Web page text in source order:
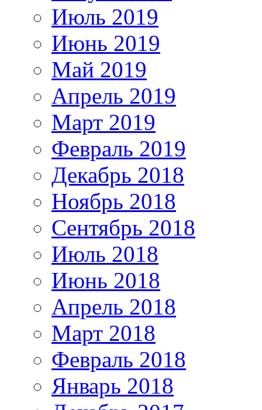
Июль 2019
Июнь 2019
Май 2019
Апрель 2019
Март 2019
Февраль 2019
Декабрь 2018
Ноябрь 2018
Сентябрь 2018
Июль 2018
Июнь 2018
Апрель 2018
Март 2018
Февраль 2018
Январь 2018